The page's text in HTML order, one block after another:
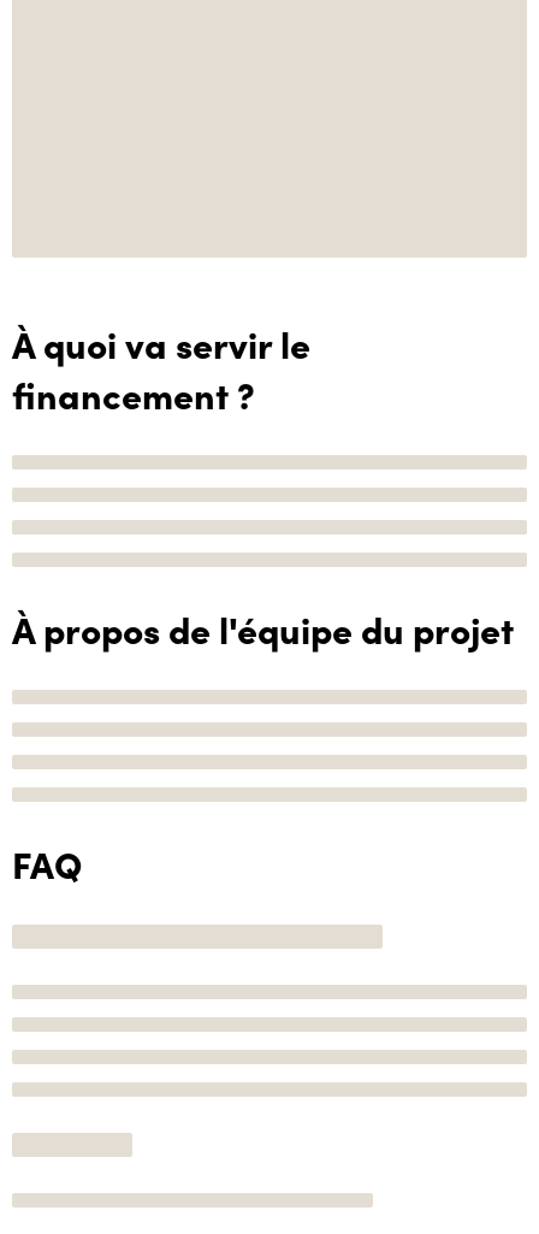
À quoi va servir le
financement ?
À propos de l'équipe du projet
FAQ